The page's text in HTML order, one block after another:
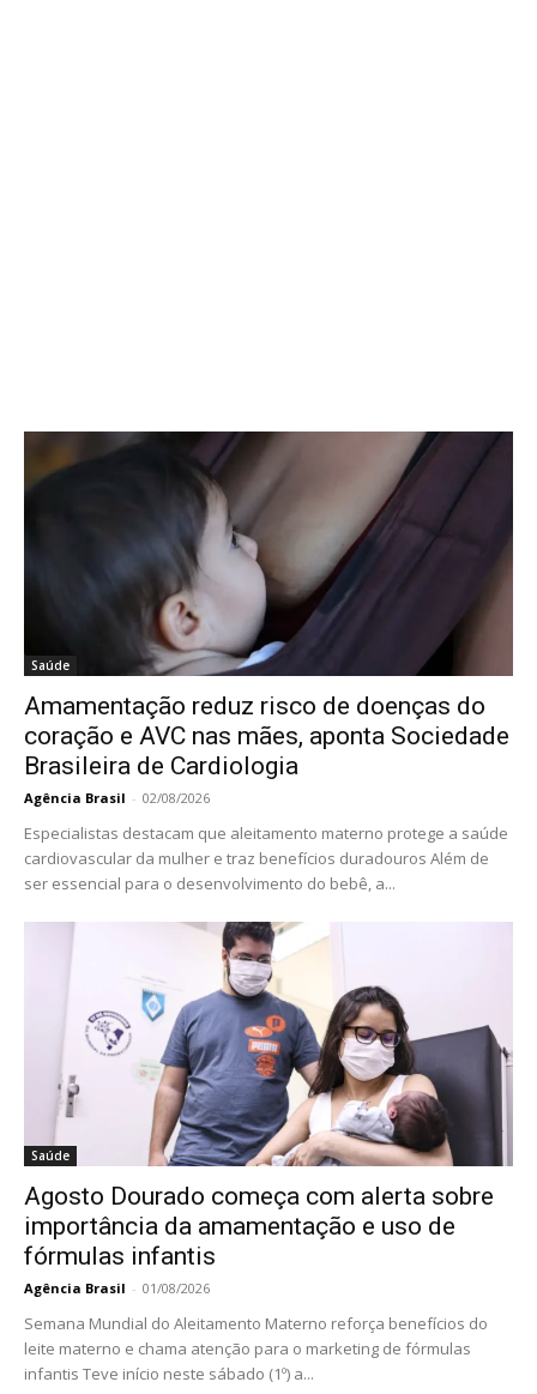
Saúde
Amamentação reduz risco de doenças do
coração e AVC nas mães, aponta Sociedade
Brasileira de Cardiologia
Agência Brasil - 02/08/2026
Especialistas destacam que aleitamento materno protege a saúde
cardiovascular da mulher e traz benefícios duradouros Além de
ser essencial para o desenvolvimento do bebê, a...
Saúde
Agosto Dourado começa com alerta sobre
importância da amamentação e uso de
fórmulas infantis
Agência Brasil - 01/08/2026
Semana Mundial do Aleitamento Materno reforça benefícios do
leite materno e chama atenção para o marketing de fórmulas
infantis Teve início neste sábado (1º) a...